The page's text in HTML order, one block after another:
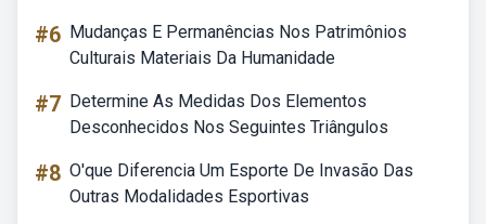
#6 Mudanças E Permanências Nos Patrimônios
Culturais Materiais Da Humanidade
#7 Determine As Medidas Dos Elementos
Desconhecidos Nos Seguintes Triângulos
#8 O'que Diferencia Um Esporte De Invasão Das
Outras Modalidades Esportivas